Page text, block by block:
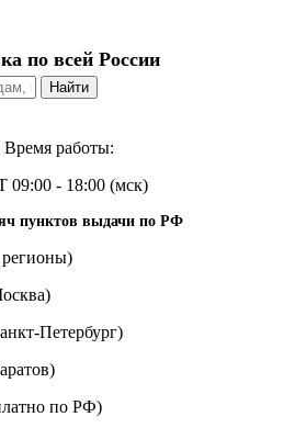
по всей России
Время работы:
- 18:00 (мск)
пунктов выдачи по РФ
регионы)
Петербург)
по РФ)